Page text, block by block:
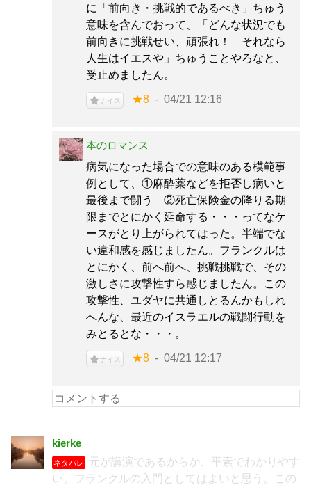
に「前向き・挑戦的であるべき」ちゅう
意味を含んでおって、「どんな状況でも
前向きに挑戦せい、頑張れ！ それなら
人生はイエスや」ちゅうことやろなと、
受止めましたん。
ナイス ★8 04/21 12:16
本のロマンス
病気になった場合での意味のある模範事
例として、①麻酔薬などを拒否し病いと
最後まで闘う ②死亡保険金の降りる期
限までとにかく延命する・・・ってなケ
ースがとり上がられてはった。半端でな
い違和感を感じましたん。フランクルは
とにかく、前へ前へ、挑戦挑戦で、その
激しさに攻撃性すら感じましたん。この
攻撃性、ユダヤに共通しとるんかもしれ
へんな、最近のイスラエルの戦闘行動を
みとるとな・・・。
ナイス ★8 04/21 12:17
kierke
ネタバレ
元が講演であるからか、平素でわかりやす
い。フランクルの入門としてはよいと思う。この